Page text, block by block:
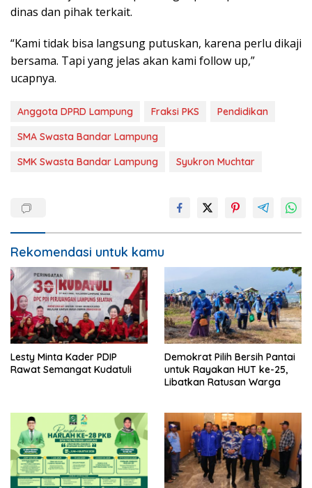
dinas dan pihak terkait.
“Kami tidak bisa langsung putuskan, karena perlu dikaji
bersama. Tapi yang jelas akan kami follow up,”
ucapnya.
Anggota DPRD Lampung Fraksi PKS
Pendidikan
SMA Swasta Bandar Lampung
SMK Swasta Bandar Lampung
Syukron Muchtar
Rekomendasi untuk kamu
Lesty Minta Kader PDIP
Rawat Semangat Kudatuli
Demokrat Pilih Bersih Pantai
untuk Rayakan HUT ke-25,
Libatkan Ratusan Warga